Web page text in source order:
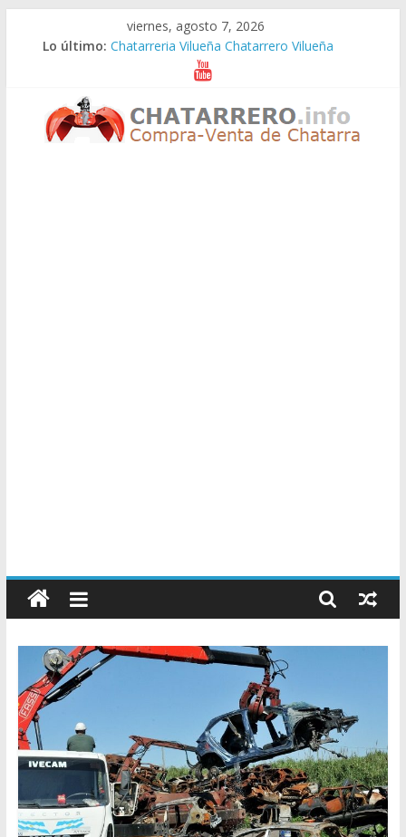
viernes, agosto 7, 2026
Lo último: Chatarreria Vilueña Chatarrero Vilueña
Chatarreria Zuera Chatarrero Zuera
Chatarreria Zaragoza Chatarrero Zaragoza
Chatarreria Zaida Chatarrero Zaida
Chatarreria Vistabella Chatarrero Vistabella
Chatarreros
–
Precio
de
Chatarra
Directorio